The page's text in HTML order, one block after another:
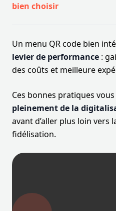
bien choisir
Un menu QR code bien
levier de performance :
des coûts et meilleure
Ces bonnes pratiques
pleinement de la
avant d’aller plus loin vers
fidélisation.